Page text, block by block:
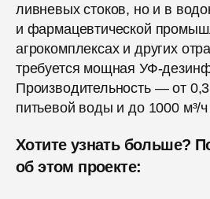
ливневых стоков, но и в
и фармацевтической
агрокомплексах и других
требуется мощная УФ-
Производительность — от
питьевой воды и до 1000 м³/
Хотите узнать больше?
об этом проекте: